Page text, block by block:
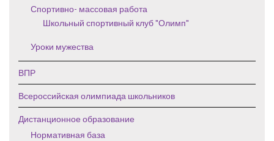
Спортивно- массовая работа
Школьный спортивный клуб "Олимп"
Уроки мужества
ВПР
Всероссийская олимпиада школьников
Дистанционное образование
Нормативная база